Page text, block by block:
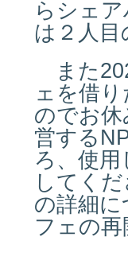
らシェ
は２人
また
ェを借
のでお
営する
ろ、使
してく
の詳細
フェの